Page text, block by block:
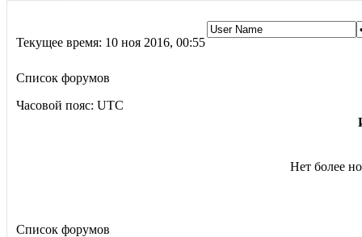
Текущее время: 10 ноя 2016, 00:55
Список форумов
Часовой пояс: UTC
Нет более
Список форумов